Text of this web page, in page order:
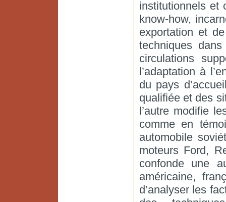
institutionnels et
know-how,
exportation et
techniques
circulations
l’adaptation à
du pays
qualifiée et des
l’autre modifie
comme en
automobile
moteurs Ford,
confonde une
américaine,
d’analyser les